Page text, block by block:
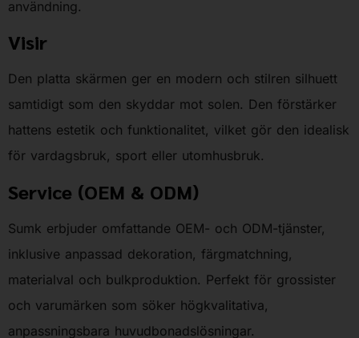
användning.
Visir
Den platta skärmen ger en modern och stilren silhuett
samtidigt som den skyddar mot solen. Den förstärker
hattens estetik och funktionalitet, vilket gör den idealisk
för vardagsbruk, sport eller utomhusbruk.
Service (OEM & ODM)
Sumk erbjuder omfattande OEM- och ODM-tjänster,
inklusive anpassad dekoration, färgmatchning,
materialval och bulkproduktion. Perfekt för grossister
och varumärken som söker högkvalitativa,
anpassningsbara huvudbonadslösningar.